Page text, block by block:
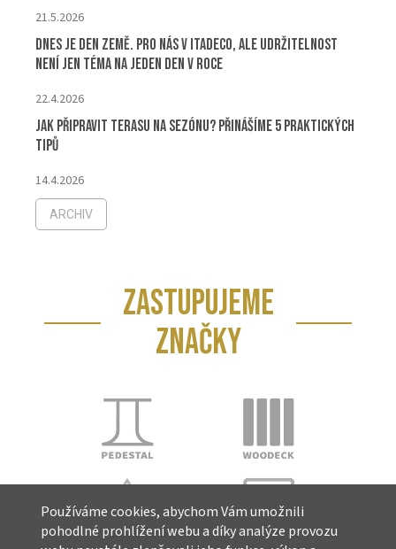
Používáme cookies, abychom Vám umožnili
pohodlné prohlížení webu a díky analýze provozu
21.5.2026
Dnes je Den Země. Pro nás v ITADECO, ale udržitelnost
není jen téma na jeden den v roce
22.4.2026
Jak připravit terasu na sezónu? Přinášíme 5 praktických
tipů
14.4.2026
ARCHIV
ZASTUPUJEME
ZNAČKY